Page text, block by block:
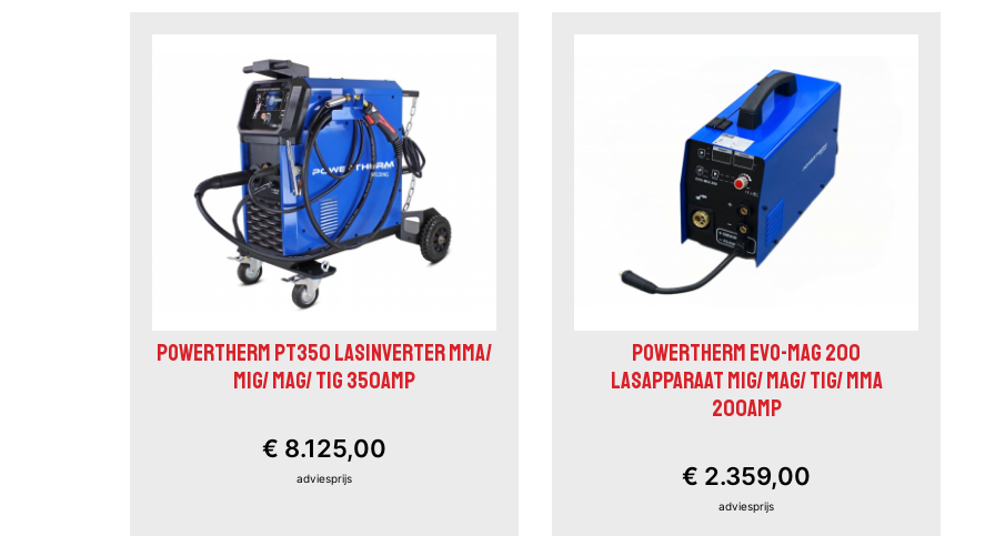
POWERTHERM PT350 LASINVERTER MMA/
MIG/ MAG/ TIG 350AMP
€ 8.125,00
adviesprijs
POWERTHERM EVO-MAG 200
LASAPPARAAT MIG/ MAG/ TIG/ MMA
200AMP
€ 2.359,00
adviesprijs